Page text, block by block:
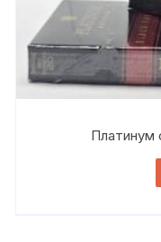
Платинум